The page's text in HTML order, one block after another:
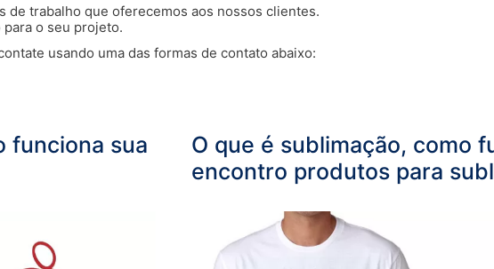
de trabalho que oferecemos aos nossos clientes.
para o seu projeto.
usando uma das formas de contato abaixo:
funciona sua
O que é sublimação, como
encontro produtos para